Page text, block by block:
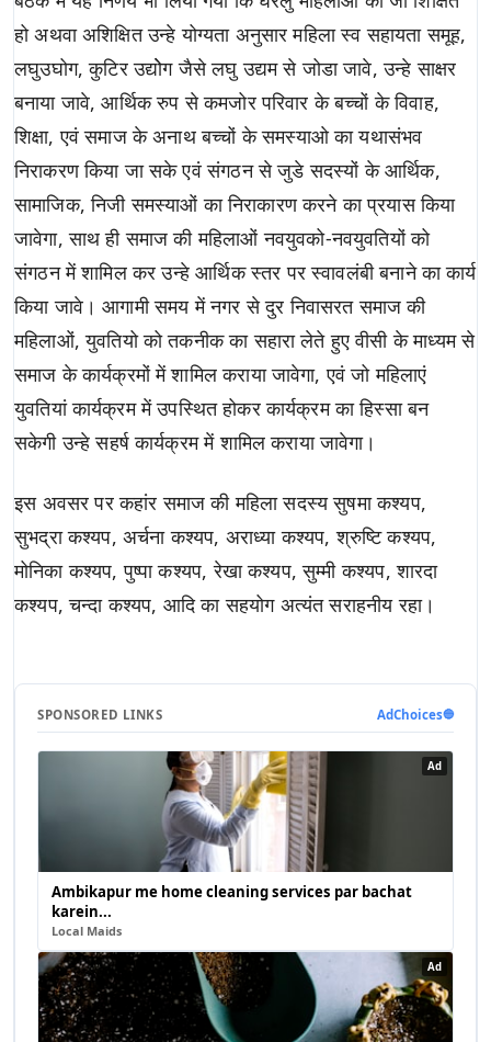
हो अथवा अशिक्षित उन्हे योग्यता अनुसार महिला स्व सहायता समूह,
लघुउघोग, कुटिर उद्योेग जैसे लघु उद्यम से जोडा जावे, उन्हे साक्षर
बनाया जावे, आर्थिक रुप से कमजोर परिवार के बच्चों के विवाह,
शिक्षा, एवं समाज के अनाथ बच्चों के समस्याओ का यथासंभव
निराकरण किया जा सके एवं संगठन से जुडे सदस्यों के आर्थिक,
सामाजिक, निजी समस्याओं का निराकारण करने का प्रयास किया
जावेगा, साथ ही समाज की महिलाओं नवयुवको-नवयुवतियों को
संगठन में शामिल कर उन्हे आर्थिक स्तर पर स्वावलंबी बनाने का कार्य
किया जावे। आगामी समय में नगर से दुर निवासरत समाज की
महिलाओं, युवतियो को तकनीक का सहारा लेते हुए वीसी के माध्यम से
समाज के कार्यक्रमों में शामिल कराया जावेगा, एवं जो महिलाएं
युवतियां कार्यक्रम में उपस्थित होकर कार्यक्रम का हिस्सा बन
सकेगी उन्हे सहर्ष कार्यक्रम में शामिल कराया जावेगा।
इस अवसर पर कहांर समाज की महिला सदस्य सुषमा कश्यप,
सुभद्रा कश्यप, अर्चना कश्यप, अराध्या कश्यप, श्रुष्टि कश्यप,
मोनिका कश्यप, पुष्पा कश्यप, रेखा कश्यप, सुम्मी कश्यप, शारदा
कश्यप, चन्दा कश्यप, आदि का सहयोग अत्यंत सराहनीय रहा।
SPONSORED LINKS AdChoices🔵
Ad
Ambikapur me home cleaning services par bachat
karein...
Local Maids
Ad